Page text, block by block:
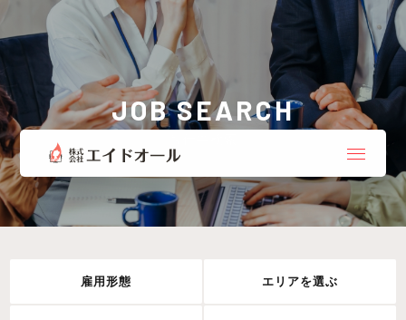
JOB SEARCH
雇用形態 エリアを選ぶ